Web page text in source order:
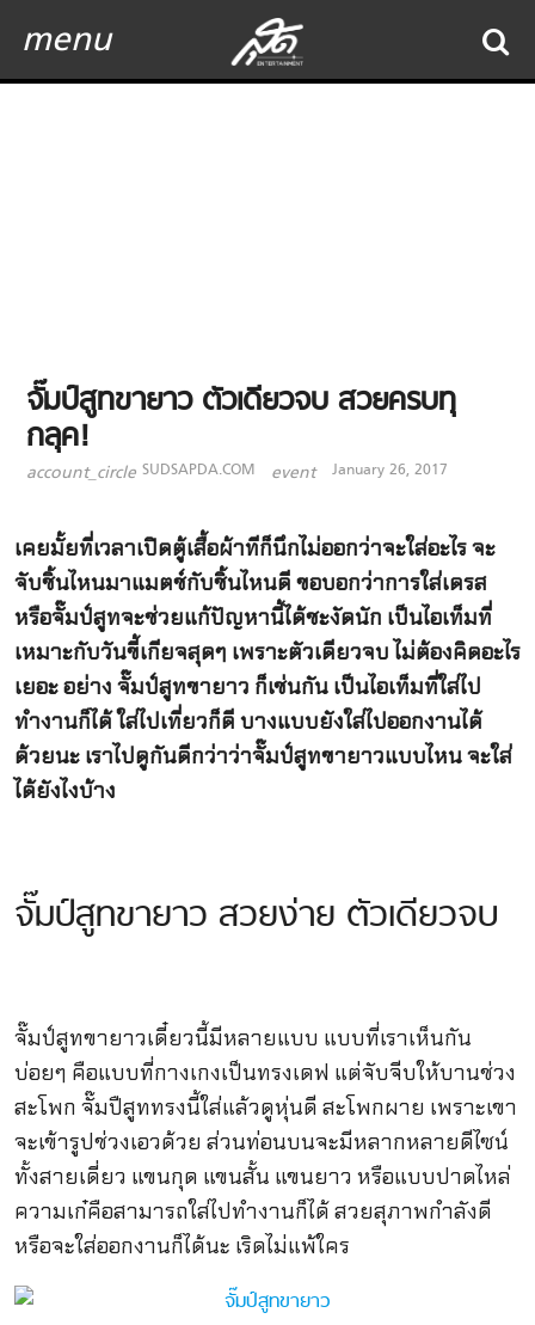
menu
จั๊มป์สูทขายาว ตัวเดียวจบ สวยครบทุ
กลุค!
account_circle SUDSAPDA.COM event January 26, 2017
เคยมั้ยที่เวลาเปิดตู้เสื้อผ้าทีก็นึกไม่ออกว่าจะใส่อะไร จะ
จับชิ้นไหนมาแมตช์กับชิ้นไหนดี ขอบอกว่าการใส่เดรส
หรือจั๊มป์สูทจะช่วยแก้ปัญหานี้ได้ชะงัดนัก เป็นไอเท็มที่
เหมาะกับวันขี้เกียจสุดๆ เพราะตัวเดียวจบ ไม่ต้องคิดอะไร
เยอะ อย่าง จั๊มป์สูทขายาว ก็เช่นกัน เป็นไอเท็มที่ใส่ไป
ทำงานก็ได้ ใส่ไปเที่ยวก็ดี บางแบบยังใส่ไปออกงานได้
ด้วยนะ เราไปดูกันดีกว่าว่าจั๊มป์สูทขายาวแบบไหน จะใส่
ได้ยังไงบ้าง
จั๊มป์สูทขายาว สวยง่าย ตัวเดียวจบ
จั๊มป์สูทขายาวเดี๋ยวนี้มีหลายแบบ แบบที่เราเห็นกัน
บ่อยๆ คือแบบที่กางเกงเป็นทรงเดฟ แต่จับจีบให้บานช่วง
สะโพก จั๊มปืสูททรงนี้ใส่แล้วดูหุ่นดี สะโพกผาย เพราะเขา
จะเข้ารูปช่วงเอวด้วย ส่วนท่อนบนจะมีหลากหลายดีไซน์
ทั้งสายเดี่ยว แขนกุด แขนสั้น แขนยาว หรือแบบปาดไหล่
ความเก๋คือสามารถใส่ไปทำงานก็ได้ สวยสุภาพกำลังดี
หรือจะใส่ออกงานก็ได้นะ เริดไม่แพ้ใคร